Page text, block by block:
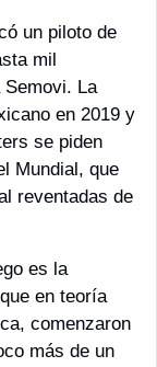
un piloto de
mil
La
en 2019 y
se piden
Mundial, que
reventadas de
es la
en teoría
comenzaron
más de un